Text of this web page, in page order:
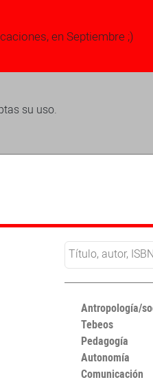
en Septiembre ;)
su uso.
Antropología/
Tebeos
Pedagogía
Autonomía
Comunicación